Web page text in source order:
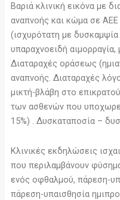
Βαριά κλινική εικόνα με
αναπνοής και κώμα σε
(ισχυρότατη με
υπαραχνοειδή
Διαταραχές οράσεως
αναπνοής. Διαταραχές
μικτή-βλάβη στο
των ασθενών που
15%) . Δυσκαταποσία –
Κλινικές εκδηλώσεις
που περιλαμβάνουν
ενός οφθαλμού, πάρεση-
πάρεση-υπαισθησία